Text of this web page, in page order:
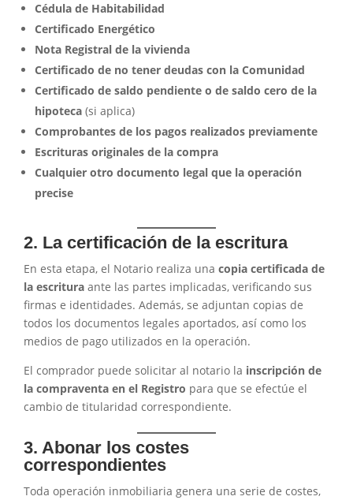
Cédula de Habitabilidad
Certificado Energético
Nota Registral de la vivienda
Certificado de no tener deudas con la Comunidad
Certificado de saldo pendiente o de saldo cero de la
hipoteca (si aplica)
Comprobantes de los pagos realizados previamente
Escrituras originales de la compra
Cualquier otro documento legal que la operación
precise
2. La certificación de la escritura
En esta etapa, el Notario realiza una copia certificada de
la escritura ante las partes implicadas, verificando sus
firmas e identidades. Además, se adjuntan copias de
todos los documentos legales aportados, así como los
medios de pago utilizados en la operación.
El comprador puede solicitar al notario la inscripción de
la compraventa en el Registro para que se efectúe el
cambio de titularidad correspondiente.
3. Abonar los costes
correspondientes
Toda operación inmobiliaria genera una serie de costes,